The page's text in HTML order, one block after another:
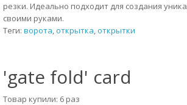
резки. Идеально подходит для создания
своими руками.
Теги: ворота,открытка,открытки
'gate fold' card
Товар купили: 6 раз